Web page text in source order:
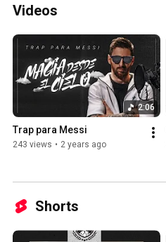
Videos
2:06
Trap para Messi
243 views • 2 years ago
Shorts